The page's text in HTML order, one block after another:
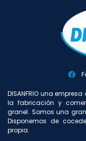
DISANFRIO una
la fabricación y
granel. Somos una
Disponemos de
propia.